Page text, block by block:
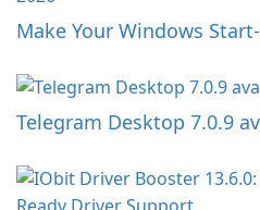
Make Your Windows
Telegram Desktop 7.0.9